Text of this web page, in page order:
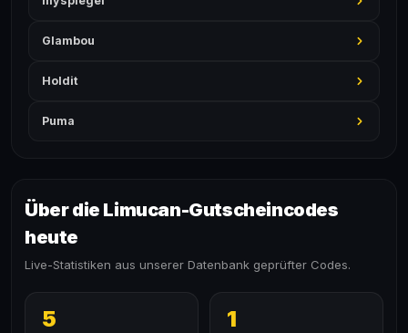
Glambou
Holdit
Puma
Über die Limucan-Gutscheincodes
heute
Live-Statistiken aus unserer Datenbank geprüfter Codes.
5 1